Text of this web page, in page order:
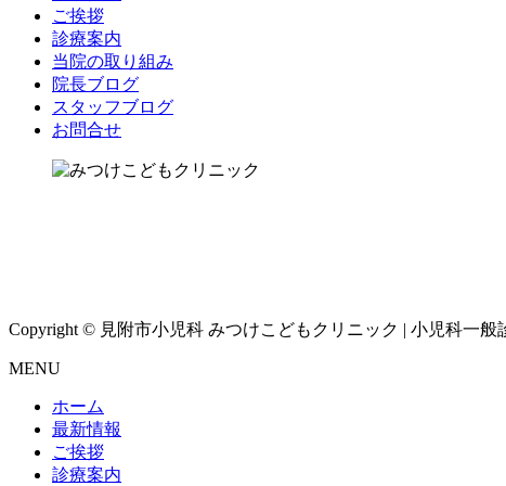
ご挨拶
診療案内
当院の取り組み
院長ブログ
スタッフブログ
お問合せ
Copyright © 見附市小児科 みつけこどもクリニック | 小児科一般
MENU
ホーム
最新情報
ご挨拶
診療案内